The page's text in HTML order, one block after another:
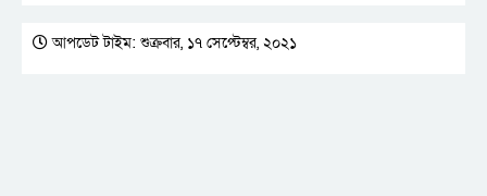
আপডেট টাইম: শুক্রবার, ১৭ সেপ্টেম্বর, ২০২১